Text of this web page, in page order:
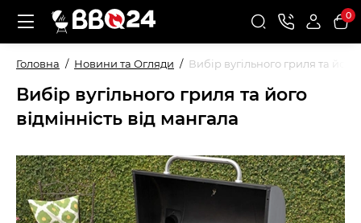
0
Головна Новини та Огляди Вибір вугільного гриля та його
Вибір вугільного гриля та його
відмінність від мангала